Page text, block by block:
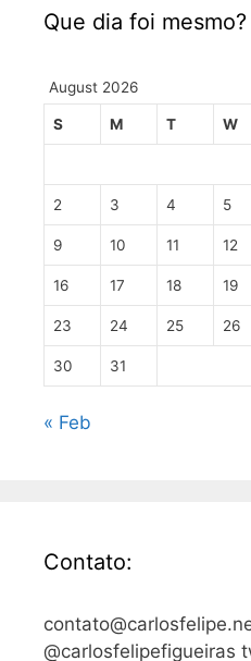
Que dia foi mesmo?
August 2026
S M T W
2 3 4 5
9 10 11 12
16 17 18 19
23 24 25 26
30 31
« Feb
Contato:
@carlosfelipefigueiras